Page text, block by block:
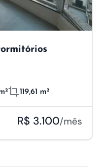
119,61 m²
R$ 3.100/mês